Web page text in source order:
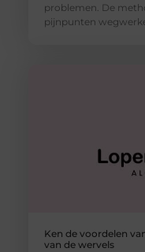
problemen. De
pijnpunten
Ken de voordelen
van de wervels